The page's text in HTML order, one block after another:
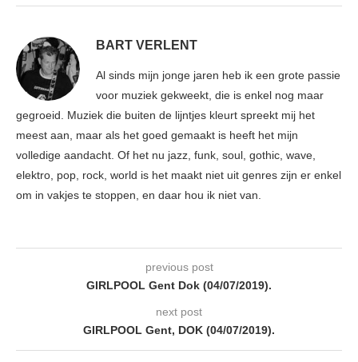
BART VERLENT
Al sinds mijn jonge jaren heb ik een grote passie
voor muziek gekweekt, die is enkel nog maar
gegroeid. Muziek die buiten de lijntjes kleurt spreekt mij het
meest aan, maar als het goed gemaakt is heeft het mijn
volledige aandacht. Of het nu jazz, funk, soul, gothic, wave,
elektro, pop, rock, world is het maakt niet uit genres zijn er enkel
om in vakjes te stoppen, en daar hou ik niet van.
previous post
GIRLPOOL Gent Dok (04/07/2019).
next post
GIRLPOOL Gent, DOK (04/07/2019).